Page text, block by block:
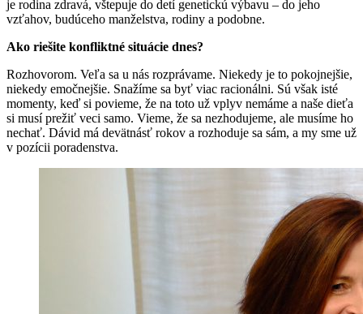
je rodina zdravá, vštepuje do detí genetickú výbavu – do jeho
vzťahov, budúceho manželstva, rodiny a podobne.
Ako riešite konfliktné situácie dnes?
Rozhovorom. Veľa sa u nás rozprávame. Niekedy je to pokojnejšie,
niekedy emočnejšie. Snažíme sa byť viac racionálni. Sú však isté
momenty, keď si povieme, že na toto už vplyv nemáme a naše dieťa
si musí prežiť veci samo. Vieme, že sa nezhodujeme, ale musíme ho
nechať. Dávid má devätnásť rokov a rozhoduje sa sám, a my sme už
v pozícii poradenstva.